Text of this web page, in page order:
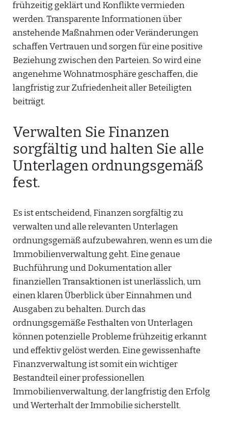
frühzeitig geklärt und Konflikte vermieden
werden. Transparente Informationen über
anstehende Maßnahmen oder Veränderungen
schaffen Vertrauen und sorgen für eine positive
Beziehung zwischen den Parteien. So wird eine
angenehme Wohnatmosphäre geschaffen, die
langfristig zur Zufriedenheit aller Beteiligten
beiträgt.
Verwalten Sie Finanzen
sorgfältig und halten Sie alle
Unterlagen ordnungsgemäß
fest.
Es ist entscheidend, Finanzen sorgfältig zu
verwalten und alle relevanten Unterlagen
ordnungsgemäß aufzubewahren, wenn es um die
Immobilienverwaltung geht. Eine genaue
Buchführung und Dokumentation aller
finanziellen Transaktionen ist unerlässlich, um
einen klaren Überblick über Einnahmen und
Ausgaben zu behalten. Durch das
ordnungsgemäße Festhalten von Unterlagen
können potenzielle Probleme frühzeitig erkannt
und effektiv gelöst werden. Eine gewissenhafte
Finanzverwaltung ist somit ein wichtiger
Bestandteil einer professionellen
Immobilienverwaltung, der langfristig den Erfolg
und Werterhalt der Immobilie sicherstellt.